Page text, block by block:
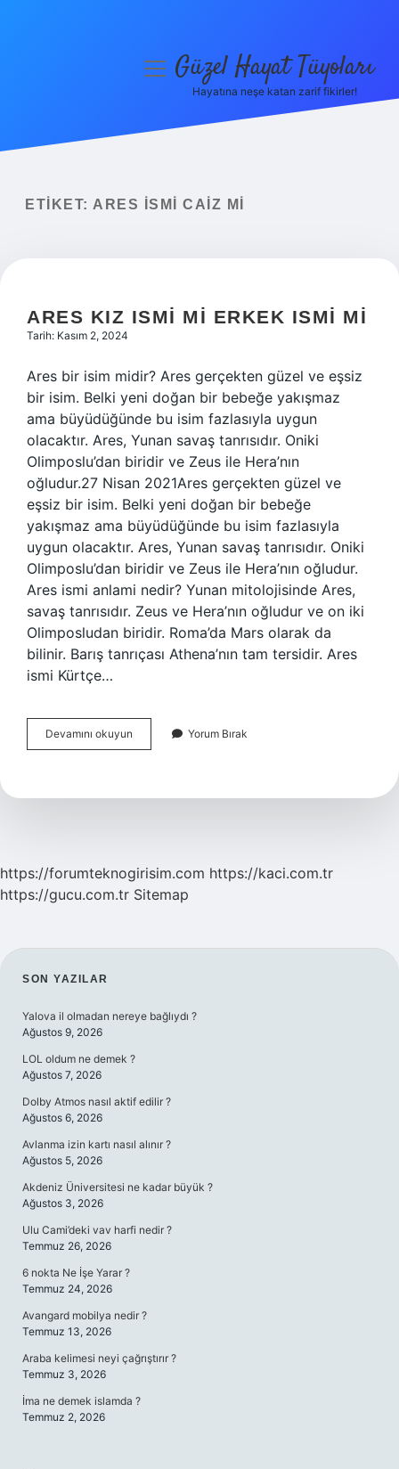
Yasal Uyarı
menüyüGüzel Hayat Tüyoları
Hayatına neşe katan zarif fikirler!
ETIKET: ARES ISMI CAIZ MI
ARES KIZ ISMI MI ERKEK ISMI MI
Tarih: Kasım 2, 2024
Ares bir isim midir? Ares gerçekten güzel ve eşsiz
bir isim. Belki yeni doğan bir bebeğe yakışmaz
ama büyüdüğünde bu isim fazlasıyla uygun
olacaktır. Ares, Yunan savaş tanrısıdır. Oniki
Olimposlu’dan biridir ve Zeus ile Hera’nın
oğludur.27 Nisan 2021Ares gerçekten güzel ve
eşsiz bir isim. Belki yeni doğan bir bebeğe
yakışmaz ama büyüdüğünde bu isim fazlasıyla
uygun olacaktır. Ares, Yunan savaş tanrısıdır. Oniki
Olimposlu’dan biridir ve Zeus ile Hera’nın oğludur.
Ares ismi anlami nedir? Yunan mitolojisinde Ares,
savaş tanrısıdır. Zeus ve Hera’nın oğludur ve on iki
Olimposludan biridir. Roma’da Mars olarak da
bilinir. Barış tanrıçası Athena’nın tam tersidir. Ares
ismi Kürtçe…
Devamını okuyun
Kız
Erkek
Yorum Bırak
https://forumteknogirisim.com https://kaci.com.tr
https://gucu.com.tr Sitemap
SIDEBAR
SON YAZILAR
Yalova il olmadan nereye bağlıydı ?
Ağustos 9, 2026
LOL oldum ne demek ?
Ağustos 7, 2026
Dolby Atmos nasıl aktif edilir ?
Ağustos 6, 2026
Avlanma izin kartı nasıl alınır ?
Ağustos 5, 2026
Akdeniz Üniversitesi ne kadar büyük ?
Ağustos 3, 2026
Ulu Cami’deki vav harfi nedir ?
Temmuz 26, 2026
6 nokta Ne İşe Yarar ?
Temmuz 24, 2026
Avangard mobilya nedir ?
Temmuz 13, 2026
Araba kelimesi neyi çağrıştırır ?
Temmuz 3, 2026
İma ne demek islamda ?
Temmuz 2, 2026